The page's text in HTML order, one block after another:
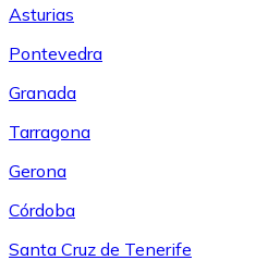
Asturias
Pontevedra
Granada
Tarragona
Gerona
Córdoba
Santa Cruz de Tenerife